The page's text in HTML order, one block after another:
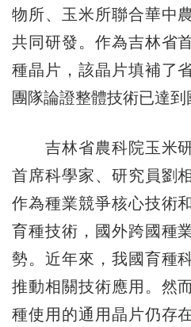
物所、玉米所聯合華中
共同研發。作為吉林省
種晶片，該晶片填補了
團隊論證整體技術已達到
吉林省農科院玉米研
首席科學家、研究員劉
作為種業競爭核心技術
育種技術，國外跨國種
勢。近年來，我國育種
推動相關技術應用。然
種使用的通用晶片仍存